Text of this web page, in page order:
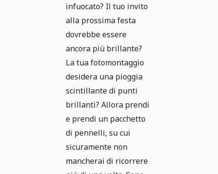
infuocato? Il tuo invito
alla prossima festa
dovrebbe essere
ancora più brillante?
La tua fotomontaggio
desidera una pioggia
scintillante di punti
brillanti? Allora prendi
e prendi un pacchetto
di pennelli, su cui
sicuramente non
mancherai di ricorrere